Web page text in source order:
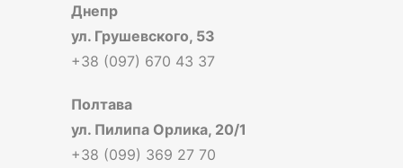
Днепр
ул. Грушевского, 53
+38 (097) 670 43 37
Полтава
ул. Пилипа Орлика, 20/1
+38 (099) 369 27 70